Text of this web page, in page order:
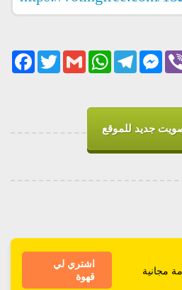
TwitterGmail
WhatsAppTelegram
Messenger
جديد للموقع
مجانية
اشتري لي
قهوة